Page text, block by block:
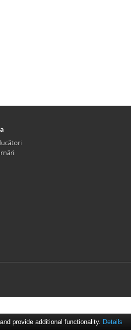
provide additional functionality. Details